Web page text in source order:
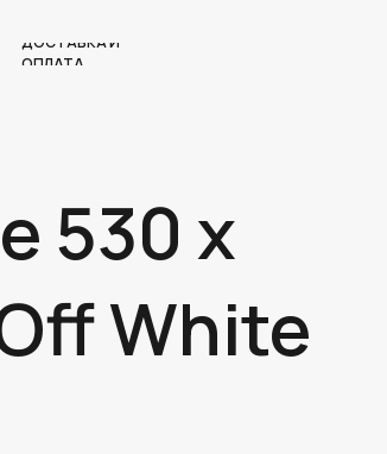
ДОСТАВКА И
ОПЛАТА
530 x
White